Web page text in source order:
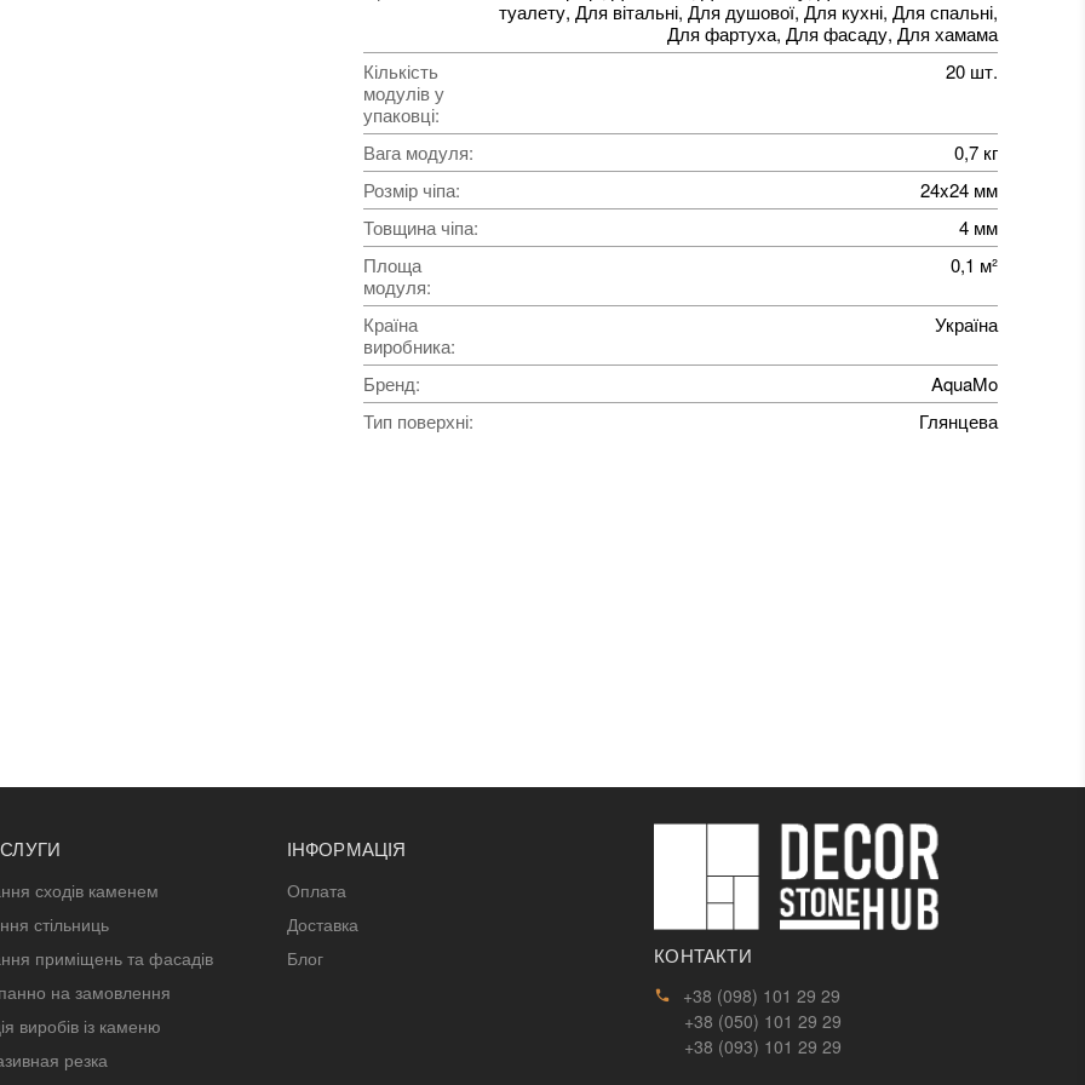
туалету, Для вітальні, Для душової, Для кухні, Для спальні,
Для фартуха, Для фасаду, Для хамама
Кількість
модулів у
упаковці:
20 шт.
Вага модуля:
0,7 кг
Розмір чіпа:
24x24 мм
Товщина чіпа:
4 мм
Площа
модуля:
0,1 м²
Країна
виробника:
Україна
Бренд:
AquaMo
Тип поверхні: Глянцева
сходів каменем
стільниць
приміщень та фасадів
на замовлення
виробів із каменю
резка
ІНФОРМАЦІЯ
Оплата
Доставка
Блог
КОНТАКТИ
+38 (098) 101 29 29
+38 (050) 101 29 29
+38 (093) 101 29 29